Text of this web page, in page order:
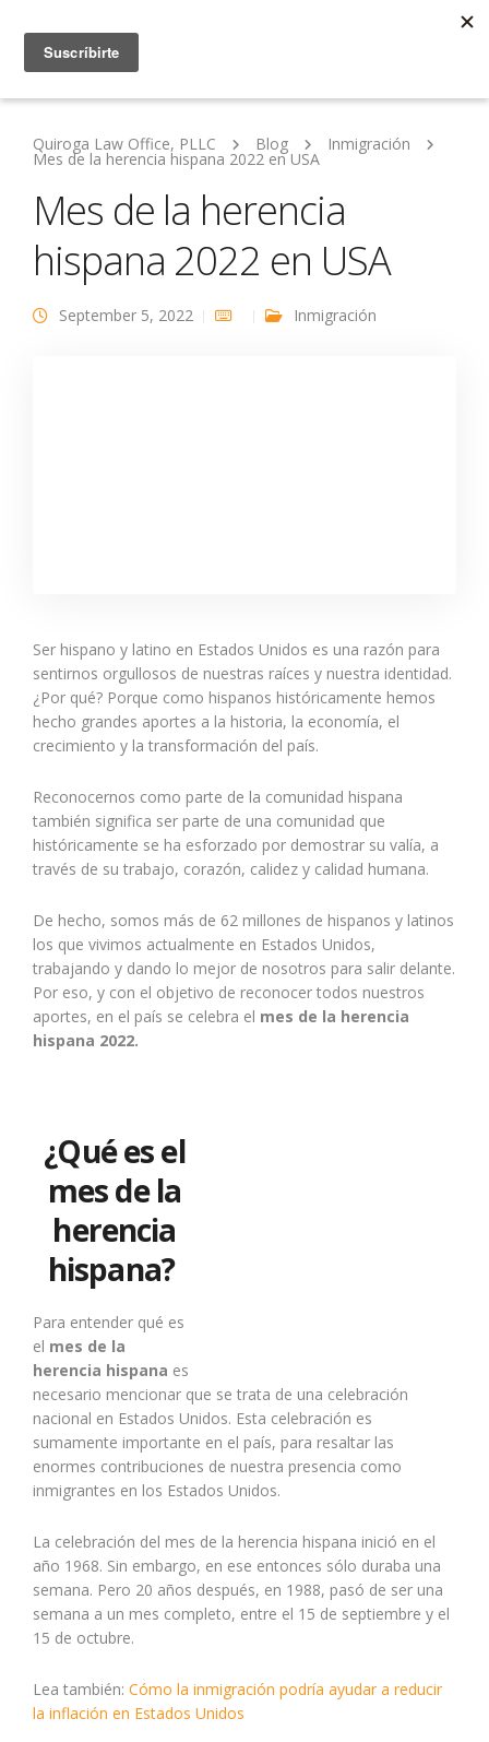
Quiroga Law Office, PLLC Blog Inmigración
Mes de la herencia hispana 2022 en USA
Mes de la herencia
hispana 2022 en USA
September 5, 2022 Inmigración
Ser hispano y latino en Estados Unidos es una razón para
sentirnos orgullosos de nuestras raíces y nuestra identidad.
¿Por qué? Porque como hispanos históricamente hemos
hecho grandes aportes a la historia, la economía, el
crecimiento y la transformación del país.
Reconocernos como parte de la comunidad hispana
también significa ser parte de una comunidad que
históricamente se ha esforzado por demostrar su valía, a
través de su trabajo, corazón, calidez y calidad humana.
De hecho, somos más de 62 millones de hispanos y latinos
los que vivimos actualmente en Estados Unidos,
trabajando y dando lo mejor de nosotros para salir delante.
Por eso, y con el objetivo de reconocer todos nuestros
aportes, en el país se celebra el mes de la herencia
hispana 2022.
¿Qué es el
mes de la
herencia
hispana?
Para entender qué es
el mes de la
herencia hispana es
necesario mencionar que se trata de una celebración
nacional en Estados Unidos. Esta celebración es
sumamente importante en el país, para resaltar las
enormes contribuciones de nuestra presencia como
inmigrantes en los Estados Unidos.
La celebración del mes de la herencia hispana inició en el
año 1968. Sin embargo, en ese entonces sólo duraba una
semana. Pero 20 años después, en 1988, pasó de ser una
semana a un mes completo, entre el 15 de septiembre y el
15 de octubre.
Lea también: Cómo la inmigración podría ayudar a reducir
la inflación en Estados Unidos